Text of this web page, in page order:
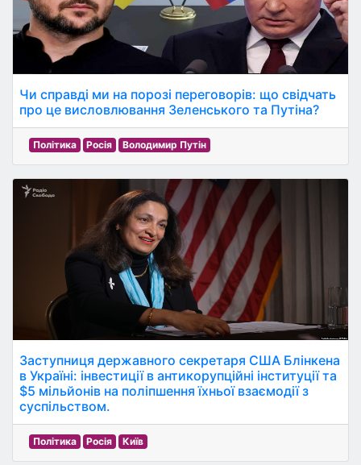
Чи справді ми на порозі переговорів: що свідчать
про це висловлювання Зеленського та Путіна?
Політика Росія Володимир Путін
Заступниця державного секретаря США Блінкена
в Україні: інвестиції в антикорупційні інституції та
$5 мільйонів на поліпшення їхньої взаємодії з
суспільством.
Політика Росія Київ